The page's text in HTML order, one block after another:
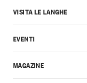
VISITA LE LANGHE
EVENTI
MAGAZINE